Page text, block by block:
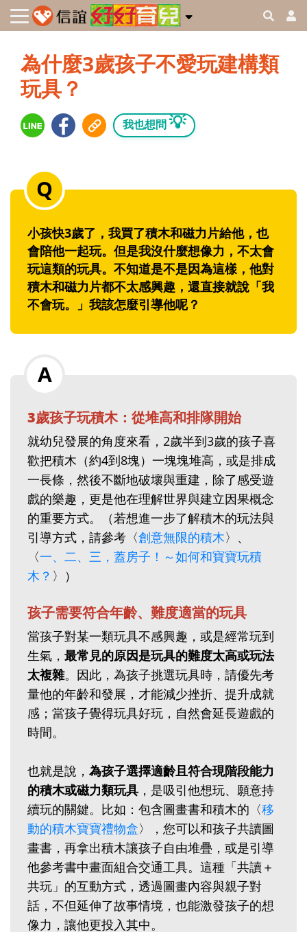
為什麼3歲孩子不愛玩建構類
玩具？
我也想問 💡
小孩快3歲了，我買了積木和磁力片給他，也
會陪他一起玩。但是我沒什麼想像力，不太會
玩這類的玩具。不知道是不是因為這樣，他對
積木和磁力片都不太感興趣，還直接就說「我
不會玩。」我該怎麼引導他呢？
3歲孩子玩積木：從堆高和排隊開始
就幼兒發展的角度來看，2歲半到3歲的孩子喜
歡把積木（約4到8塊）一塊塊堆高，或是排成
一長條，然後不斷地破壞與重建，除了感受遊
戲的樂趣，更是他在理解世界與建立因果概念
的重要方式。（若想進一步了解積木的玩法與
引導方式，請參考〈創意無限的積木〉、
〈一、二、三，蓋房子！～如何和寶寶玩積
木？ 〉）
孩子需要符合年齡、難度適當的玩具
當孩子對某一類玩具不感興趣，或是經常玩到
生氣， 最常見的原因是玩具的難度太高或玩法
太複雜。因此，為孩子挑選玩具時，請優先考
量他的年齡和發展，才能減少挫折、提升成就
感；當孩子覺得玩具好玩，自然會延長遊戲的
時間。
也就是說， 為孩子選擇適齡且符合現階段能力
的積木或磁力類玩具 ，是吸引他想玩、願意持
續玩的關鍵。比如：包含圖畫書和積木的〈移
動的積木寶寶禮物盒〉，您可以和孩子共讀圖
畫書，再拿出積木讓孩子自由堆疊，或是引導
他參考書中畫面組合交通工具。這種「共讀＋
共玩」的互動方式，透過圖畫內容與親子對
話，不但延伸了故事情境，也能激發孩子的想
像力，讓他更投入其中。